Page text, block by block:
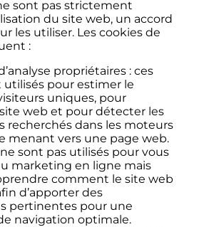
sont pas strictement
du site web, un accord
les utiliser. Les cookies de
:
propriétaires : ces
utilisés pour estimer le
uniques, pour
web et pour détecter les
recherchés dans les moteurs
menant vers une page web.
sont pas utilisés pour vous
marketing en ligne mais
comment le site web
d’apporter des
pertinentes pour une
navigation optimale.